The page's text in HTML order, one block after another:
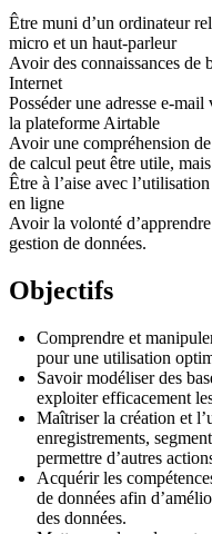
Être muni d’un ordinateur
micro et un haut-parleur
Avoir des connaissances de
Internet
Posséder une adresse e-
la plateforme Airtable
Avoir une compréhension
de calcul peut être utile,
Être à l’aise avec
en ligne
Avoir la volonté
gestion de données.
Objectifs
Comprendre et
pour une utilisation
Savoir modéliser des
exploiter efficacement
Maîtriser la création et
enregistrements,
permettre d’autres
Acquérir les
de données afin
des données.